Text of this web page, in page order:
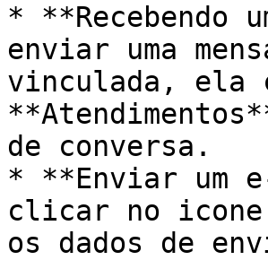
* **Recebendo
enviar uma
vinculada, ela
de conversa.
* **Enviar um
clicar no icone
os dados de